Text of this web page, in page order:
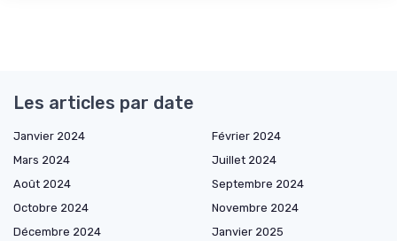
Les articles par date
Janvier 2024
Février 2024
Mars 2024
Juillet 2024
Août 2024
Septembre 2024
Octobre 2024
Novembre 2024
Décembre 2024
Janvier 2025